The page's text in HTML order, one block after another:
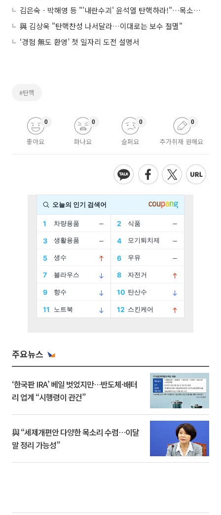
김은숙ㆍ박해영 등 "'내란수괴' 윤석열 탄핵하라!"…목소리 높인 작가들
與 김상욱 "탄핵찬성 나서달라…이대로는 보수 절멸"
‘경험 無도 환영’ 첫 일자리 도전 설명서
#탄핵
좋아요
0
화나요
0
슬퍼요
0
추가취재 원해요
0
주요뉴스
‘한국판 IRA’ 베일 벗었지만…반도체·배터
리 업계 “시행령이 관건”
與 “세제개편안 다양한 목소리 수렴…이달
말 정리 가능성”